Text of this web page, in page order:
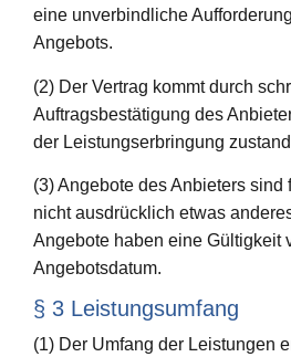
eine unverbindliche
Angebots.
(2) Der Vertrag kommt durch
Auftragsbestätigung des
der Leistungserbringung
(3) Angebote des Anbieters sind
nicht ausdrücklich etwas
Angebote haben eine Gültigkeit
Angebotsdatum.
§ 3 Leistungsumfang
(1) Der Umfang der Leistungen